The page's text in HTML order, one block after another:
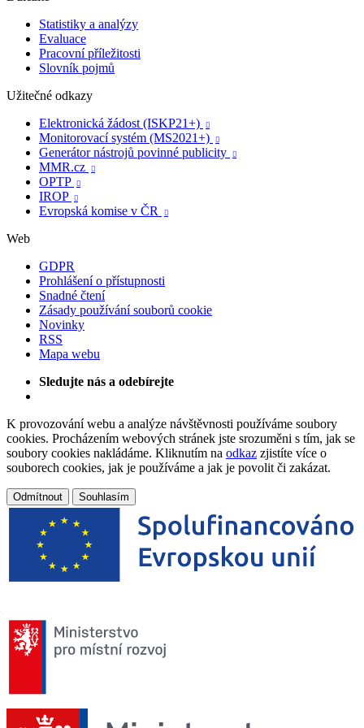
Statistiky a analýzy
Evaluace
Pracovní příležitosti
Slovník pojmů
Užitečné odkazy
Elektronická žádost (ISKP21+)

Monitorovací systém (MS2021+) 
Generátor nástrojů povinné publicity 
MMR.cz 
OPTP 
IROP 
Evropská komise v ČR 
Web
GDPR
Prohlášení o přístupnosti
Snadné čtení
Zásady používání souborů cookie
Novinky
RSS
Mapa webu
Sledujte nás a odebírejte
K provozování webu a analýze návštěvnosti používáme soubory
cookies. Procházením webových stránek jste srozuměni s tím, jak se
soubory cookies nakládáme. Kliknutím na odkaz zjistíte více o
souborech cookies, jak je používáme a jak je povolit či zakázat.
Odmítnout Souhlasím